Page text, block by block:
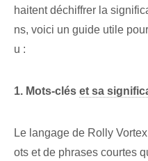
haitent déchiffrer la
ns, voici un guide utile
u :
1. Mots-clés et sa
Le langage de Rolly
ots et de phrases courtes